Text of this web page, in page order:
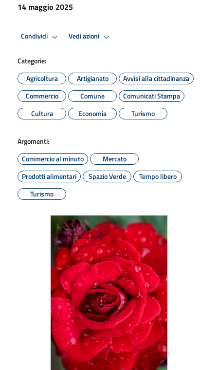
14 maggio 2025
Condividi Vedi azioni
Categorie:
Agricoltura
Artigianato
Avvisi alla cittadinanza
Commercio
Comune
Comunicati Stampa
Cultura
Economia Turismo
Argomenti:
Commercio al minuto
Mercato
Prodotti alimentari
Spazio Verde
Tempo libero
Turismo